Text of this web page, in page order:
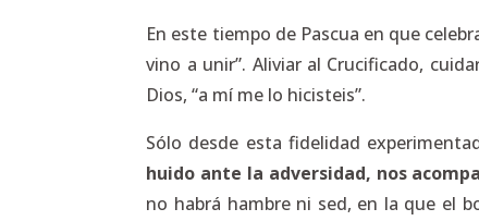
En este tiempo de Pascua en que
vino a unir”. Aliviar al Crucificado,
Dios, “a mí me lo hicisteis”.
Sólo desde esta fidelidad
huido ante la adversidad, nos
no habrá hambre ni sed, en la que el